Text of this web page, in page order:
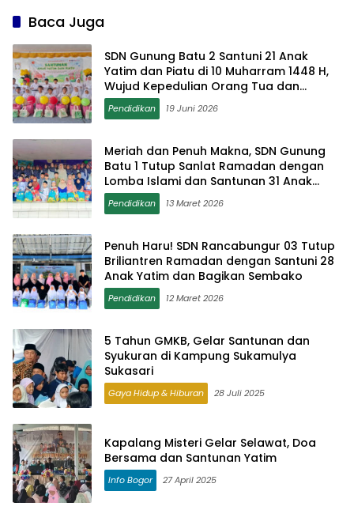
Baca Juga
SDN Gunung Batu 2 Santuni 21 Anak
Yatim dan Piatu di 10 Muharram 1448 H,
Wujud Kepedulian Orang Tua dan
Sekolah
Pendidikan 19 Juni 2026
Meriah dan Penuh Makna, SDN Gunung
Batu 1 Tutup Sanlat Ramadan dengan
Lomba Islami dan Santunan 31 Anak
Yatim
Pendidikan 13 Maret 2026
Penuh Haru! SDN Rancabungur 03 Tutup
Briliantren Ramadan dengan Santuni 28
Anak Yatim dan Bagikan Sembako
Pendidikan 12 Maret 2026
5 Tahun GMKB, Gelar Santunan dan
Syukuran di Kampung Sukamulya
Sukasari
Gaya Hidup & Hiburan 28 Juli 2025
Kapalang Misteri Gelar Selawat, Doa
Bersama dan Santunan Yatim
Info Bogor 27 April 2025